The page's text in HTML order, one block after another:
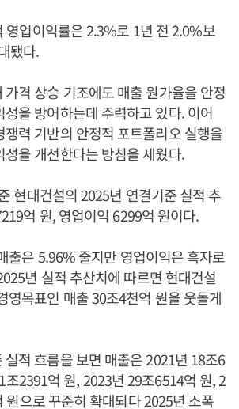
영업이익률은 2.3%로 1년 전 2.0%보
됐다.
격 상승 기조에도 매출 원가율을 안정
을 방어하는데 주력하고 있다. 이어
쟁력 기반의 안정적 포트폴리오 실행을
을 개선한다는 방침을 세웠다.
현대건설의 2025년 연결기준 실적 추
억 원, 영업이익 6299억 원이다.
출은 5.96% 줄지만 영업이익은 흑자로
년 실적 추산치에 따르면 현대건설
영목표인 매출 30조4천억 원을 웃돌게
실적 흐름을 보면 매출은 2021년 18조6
2391억 원, 2023년 29조6514억 원, 2
원으로 꾸준히 확대되다 2025년 소폭